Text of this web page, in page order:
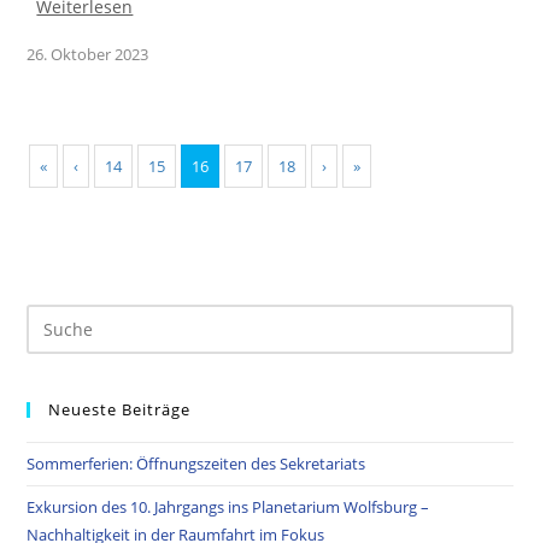
Weiterlesen
26. Oktober 2023
« ‹ 14 15 16 17 18 › »
Neueste Beiträge
Sommerferien: Öffnungszeiten des Sekretariats
Exkursion des 10. Jahrgangs ins Planetarium Wolfsburg –
Nachhaltigkeit in der Raumfahrt im Fokus